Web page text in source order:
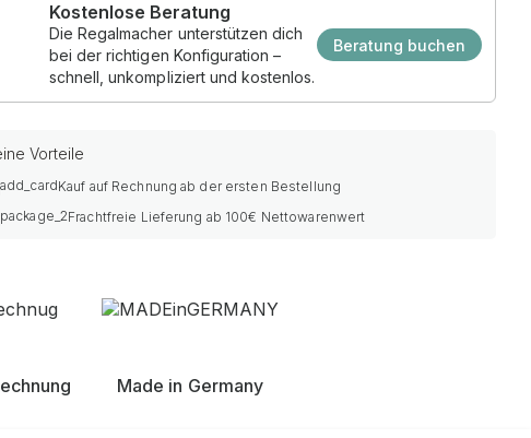
Kostenlose Beratung
Die Regalmacher unterstützen dich
bei der richtigen Konfiguration –
schnell, unkompliziert und kostenlos.
Beratung buchen
Vorteile
Kauf auf Rechnung ab der ersten Bestellung
Frachtfreie Lieferung ab 100€ Nettowarenwert
Made in Germany